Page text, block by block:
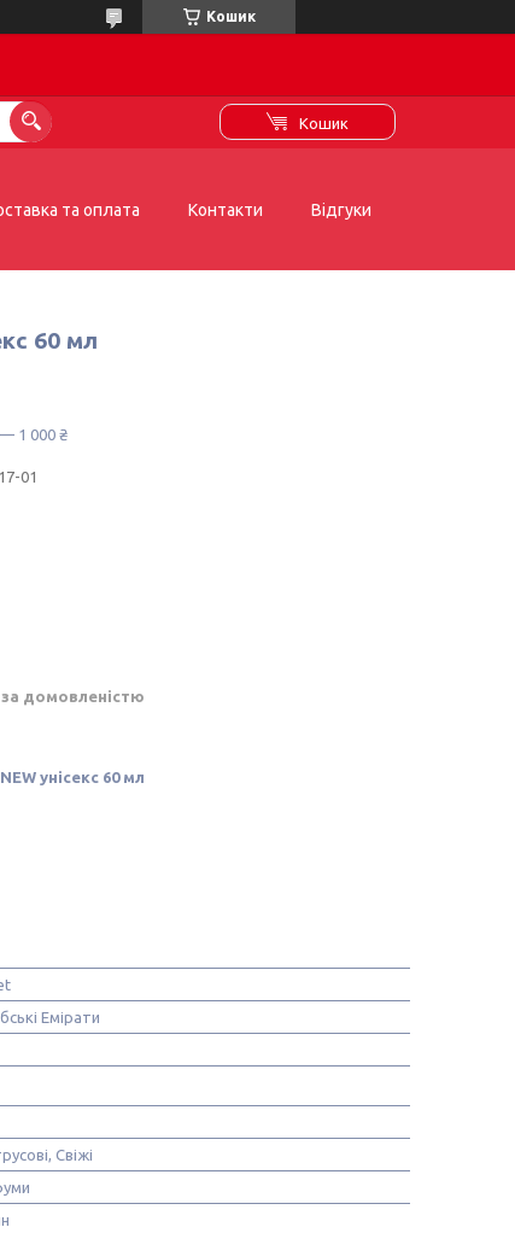
Кошик
Кошик
та оплата Контакти Відгуки
60 мл
— 1 000 ₴
01
за домовленістю
унісекс 60 мл
Емірати
Свіжі